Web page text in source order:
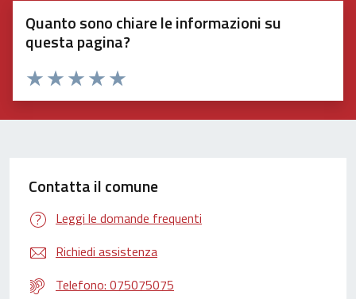
Quanto sono chiare le informazioni su
questa pagina?
Valuta 5 stelle su 5
Valuta 4 stelle su 5
Valuta 3 stelle su 5
Valuta 2 stelle su 5
Valuta 1 stelle su 5
Contatta il comune
Leggi le domande frequenti
Richiedi assistenza
Telefono: 075075075